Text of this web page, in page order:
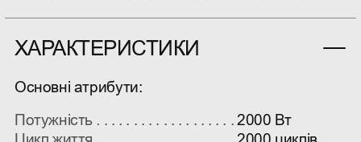
ХАРАКТЕРИСТИКИ
Основні атрибути:
Потужність
2000 Вт